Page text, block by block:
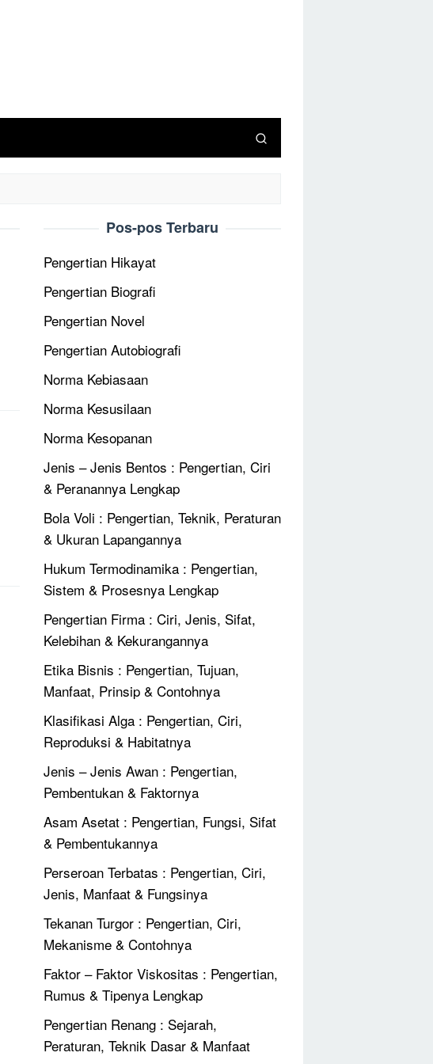
Pos-pos Terbaru
Pengertian Hikayat
Pengertian Biografi
Pengertian Novel
Pengertian Autobiografi
Norma Kebiasaan
Norma Kesusilaan
Norma Kesopanan
Jenis – Jenis Bentos : Pengertian, Ciri
& Peranannya Lengkap
Bola Voli : Pengertian, Teknik, Peraturan
& Ukuran Lapangannya
Hukum Termodinamika : Pengertian,
Sistem & Prosesnya Lengkap
Pengertian Firma : Ciri, Jenis, Sifat,
Kelebihan & Kekurangannya
Etika Bisnis : Pengertian, Tujuan,
Manfaat, Prinsip & Contohnya
Klasifikasi Alga : Pengertian, Ciri,
Reproduksi & Habitatnya
Jenis – Jenis Awan : Pengertian,
Pembentukan & Faktornya
Asam Asetat : Pengertian, Fungsi, Sifat
& Pembentukannya
Perseroan Terbatas : Pengertian, Ciri,
Jenis, Manfaat & Fungsinya
Tekanan Turgor : Pengertian, Ciri,
Mekanisme & Contohnya
Faktor – Faktor Viskositas : Pengertian,
Rumus & Tipenya Lengkap
Pengertian Renang : Sejarah,
Peraturan, Teknik Dasar & Manfaat